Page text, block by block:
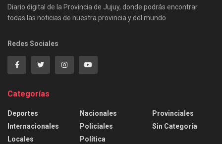
Diario digital de la Provincia de Jujuy, donde podrás encontrar
todas las noticias de nuestra provincia y del mundo
Redes Sociales
Categorías
Deportes
Internacionales
Locales
Nacionales
Policiales
Política
Provinciales
Sin Categoría